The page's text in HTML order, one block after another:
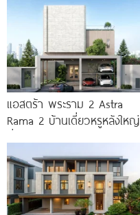
แอสตร้า พระราม 2 Astra
Rama 2 บ้านเดี่ยวหรูหลังใหญ่